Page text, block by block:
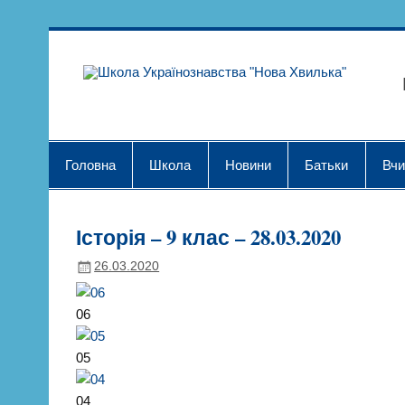
Головна Школа Новини Батьки
Історія – 9 клас – 28.03.2020
26.03.2020
06
05
04